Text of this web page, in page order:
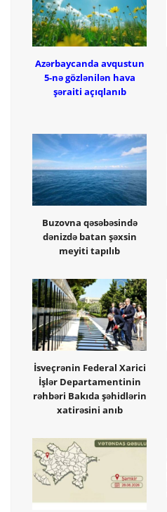
Azərbaycanda avqustun
5-nə gözlənilən hava
şəraiti açıqlanıb
Buzovna qəsəbəsində
dənizdə batan şəxsin
meyiti tapılıb
İsveçrənin Federal Xarici
İşlər Departamentinin
rəhbəri Bakıda şəhidlərin
xatirəsini anıb